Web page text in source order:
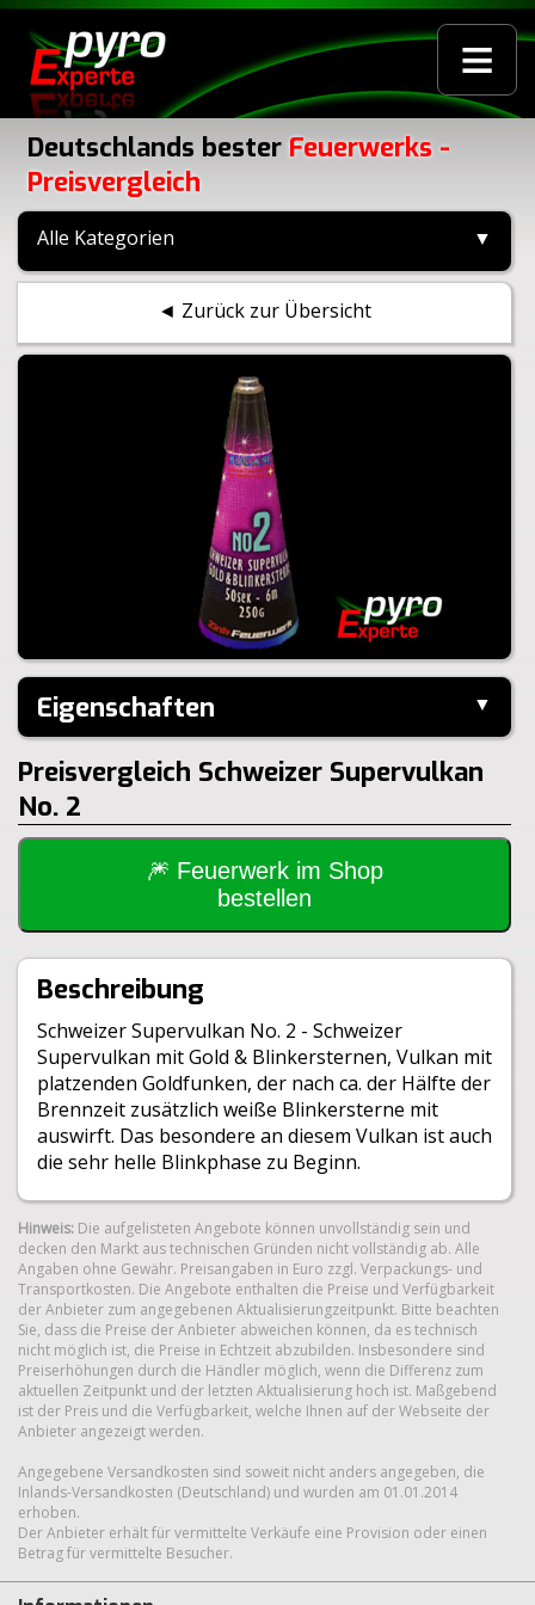
≡
Deutschlands bester Feuerwerks -
Preisvergleich
Alle Kategorien ▼
◄ Zurück zur Übersicht
Eigenschaften ▼
Hersteller:
Zink-Feuerwerk
Inhalt je Pack:
1 Stück
Brenndauer:
400g
250g
BAM:
BAM-F2-0191
Preisvergleich Schweizer Supervulkan
No. 2
🎆 Feuerwerk im Shop
bestellen
Beschreibung
Schweizer Supervulkan No. 2 - Schweizer
Supervulkan mit Gold & Blinkersternen, Vulkan mit
platzenden Goldfunken, der nach ca. der Hälfte der
Brennzeit zusätzlich weiße Blinkersterne mit
auswirft. Das besondere an diesem Vulkan ist auch
die sehr helle Blinkphase zu Beginn.
Hinweis: Die aufgelisteten Angebote können unvollständig sein und
decken den Markt aus technischen Gründen nicht vollständig ab. Alle
Angaben ohne Gewähr. Preisangaben in Euro zzgl. Verpackungs- und
Transportkosten. Die Angebote enthalten die Preise und Verfügbarkeit
der Anbieter zum angegebenen Aktualisierungzeitpunkt. Bitte beachten
Sie, dass die Preise der Anbieter abweichen können, da es technisch
nicht möglich ist, die Preise in Echtzeit abzubilden. Insbesondere sind
Preiserhöhungen durch die Händler möglich, wenn die Differenz zum
aktuellen Zeitpunkt und der letzten Aktualisierung hoch ist. Maßgebend
ist der Preis und die Verfügbarkeit, welche Ihnen auf der Webseite der
Anbieter angezeigt werden.
Angegebene Versandkosten sind soweit nicht anders angegeben, die
Inlands-Versandkosten (Deutschland) und wurden am 01.01.2014
erhoben.
Der Anbieter erhält für vermittelte Verkäufe eine Provision oder einen
Betrag für vermittelte Besucher.